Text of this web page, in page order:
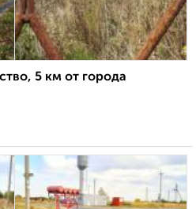
5 км от города